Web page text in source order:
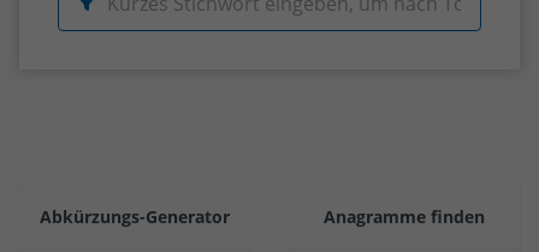
Abkürzungs-Generator Anagramme finden